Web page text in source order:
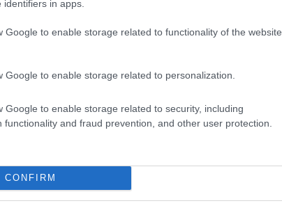
in apps.
Google to enable storage related to functionality of the website
Google to enable storage related to personalization.
Google to enable storage related to security, including
functionality and fraud prevention, and other user protection.
CONFIRM